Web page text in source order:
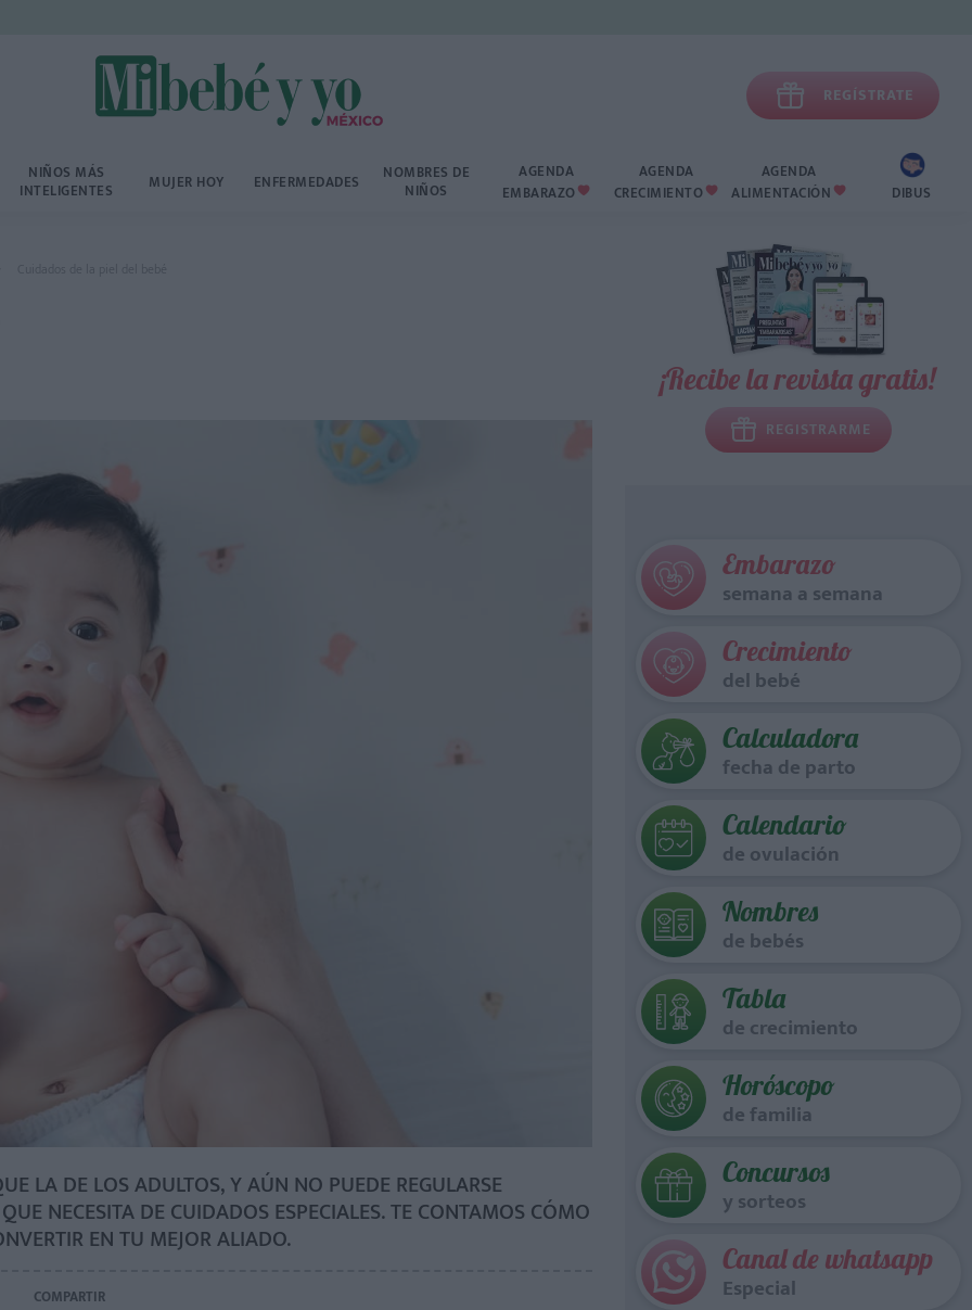
 REGÍSTRATE
NIÑOS MÁS
INTELIGENTES MUJER HOY ENFERMEDADES NOMBRES DE
NIÑOS
AGENDA
EMBARAZO 
AGENDA
CRECIMIENTO 
AGENDA
ALIMENTACIÓN  DIBUS
LA DE LOS ADULTOS, Y AÚN NO PUEDE REGULARSE
NECESITA DE CUIDADOS ESPECIALES. TE CONTAMOS CÓMO
EN TU MEJOR ALIADO.
COMPARTIR
¡Recibe la revista gratis!
REGISTRARME
Embarazo
semana a semana
Crecimiento
del bebé
Calculadora
fecha de parto
Calendario
de ovulación
Nombres
de bebés
Tabla
de crecimiento
Horóscopo
de familia
Concursos
y sorteos
Canal de whatsapp
Especial